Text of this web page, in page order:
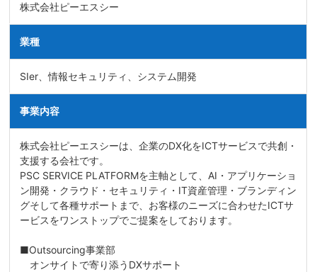
株式会社ピーエスシー
業種
SIer、情報セキュリティ、システム開発
事業内容
株式会社ピーエスシーは、企業のDX化をICTサービスで共創・
支援する会社です。
PSC SERVICE PLATFORMを主軸として、AI・アプリケーショ
ン開発・クラウド・セキュリティ・IT資産管理・ブランディン
グそして各種サポートまで、お客様のニーズに合わせたICTサ
ービスをワンストップでご提案をしております。
■Outsourcing事業部
オンサイトで寄り添うDXサポート